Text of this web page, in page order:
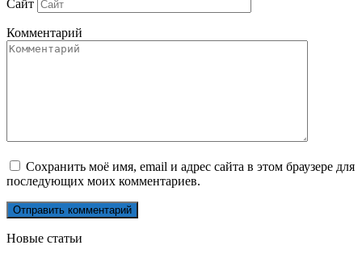
Сайт
Комментарий
Сохранить моё имя, email и адрес сайта в этом браузере для
последующих моих комментариев.
Новые статьи